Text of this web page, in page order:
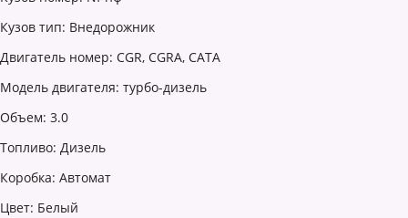
Кузов тип: Внедорожник
Двигатель номер: CGR, CGRA, CATA
Модель двигателя: турбо-дизель
Объем: 3.0
Топливо: Дизель
Коробка: Автомат
Цвет: Белый